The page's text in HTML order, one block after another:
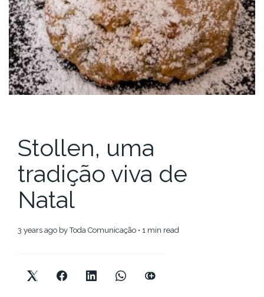
Stollen, uma
tradição viva de
Natal
3 years ago byToda Comunicação • 1 min read